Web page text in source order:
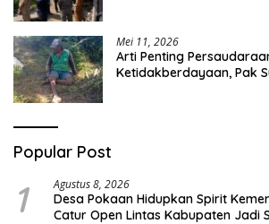
Mei 11, 2026
Arti Penting
Ketidakberdayaan, Pak
Popular Post
1 Agustus 8, 2026
Desa Pokaan Hidupkan Spirit
Catur Open Lintas Kabupaten Jadi